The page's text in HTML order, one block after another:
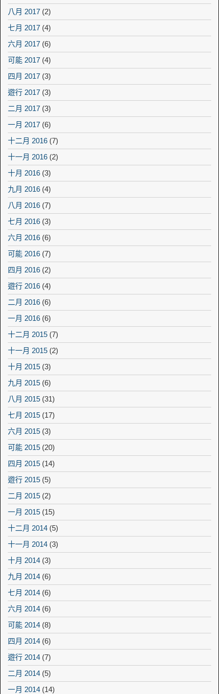
八月 2017 (2)
七月 2017 (4)
六月 2017 (6)
可能 2017 (4)
四月 2017 (3)
遊行 2017 (3)
二月 2017 (3)
一月 2017 (6)
十二月 2016 (7)
十一月 2016 (2)
十月 2016 (3)
九月 2016 (4)
八月 2016 (7)
七月 2016 (3)
六月 2016 (6)
可能 2016 (7)
四月 2016 (2)
遊行 2016 (4)
二月 2016 (6)
一月 2016 (6)
十二月 2015 (7)
十一月 2015 (2)
十月 2015 (3)
九月 2015 (6)
八月 2015 (31)
七月 2015 (17)
六月 2015 (3)
可能 2015 (20)
四月 2015 (14)
遊行 2015 (5)
二月 2015 (2)
一月 2015 (15)
十二月 2014 (5)
十一月 2014 (3)
十月 2014 (3)
九月 2014 (6)
七月 2014 (6)
六月 2014 (6)
可能 2014 (8)
四月 2014 (6)
遊行 2014 (7)
二月 2014 (5)
一月 2014 (14)